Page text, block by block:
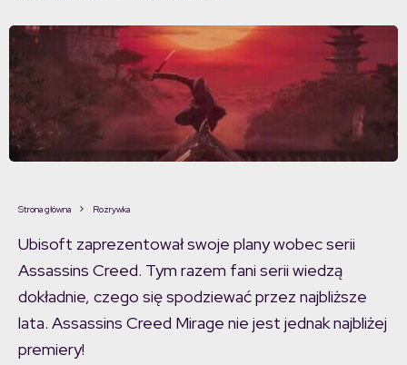
Strona główna Rozrywka
Ubisoft zaprezentował swoje plany wobec serii
Assassins Creed. Tym razem fani serii wiedzą
dokładnie, czego się spodziewać przez najbliższe
lata. Assassins Creed Mirage nie jest jednak najbliżej
premiery!